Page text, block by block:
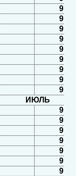
9
9
9
9
9
9
9
9
9
ИЮЛЬ
9
9
9
9
9
9
9